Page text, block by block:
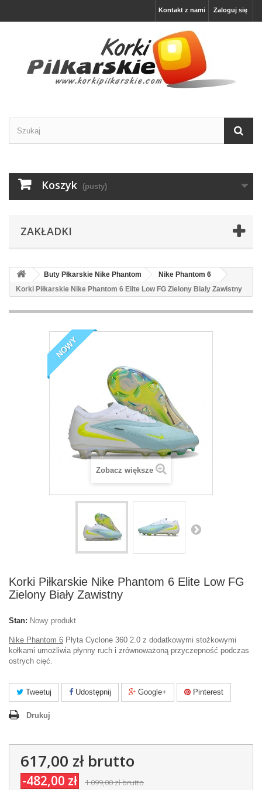
Zaloguj się
Kontakt z nami
Koszyk (pusty)
ZAKŁADKI
Buty Płkarskie Nike Phantom
Nike Phantom 6
Korki Piłkarskie Nike Phantom 6 Elite Low FG Zielony Biały Zawistny
NOWY
Zobacz większe
Korki Piłkarskie Nike Phantom 6 Elite Low FG
Zielony Biały Zawistny
Stan: Nowy produkt
Nike Phantom 6 Płyta Cyclone 360 2.0 z dodatkowymi stożkowymi
kołkami umożliwia płynny ruch i zrównoważoną przyczepność podczas
ostrych cięć.
Tweetuj Udostępnij Google+ Pinterest
Drukuj
617,00 złbrutto
-482,00 zł 1 099,00 złbrutto